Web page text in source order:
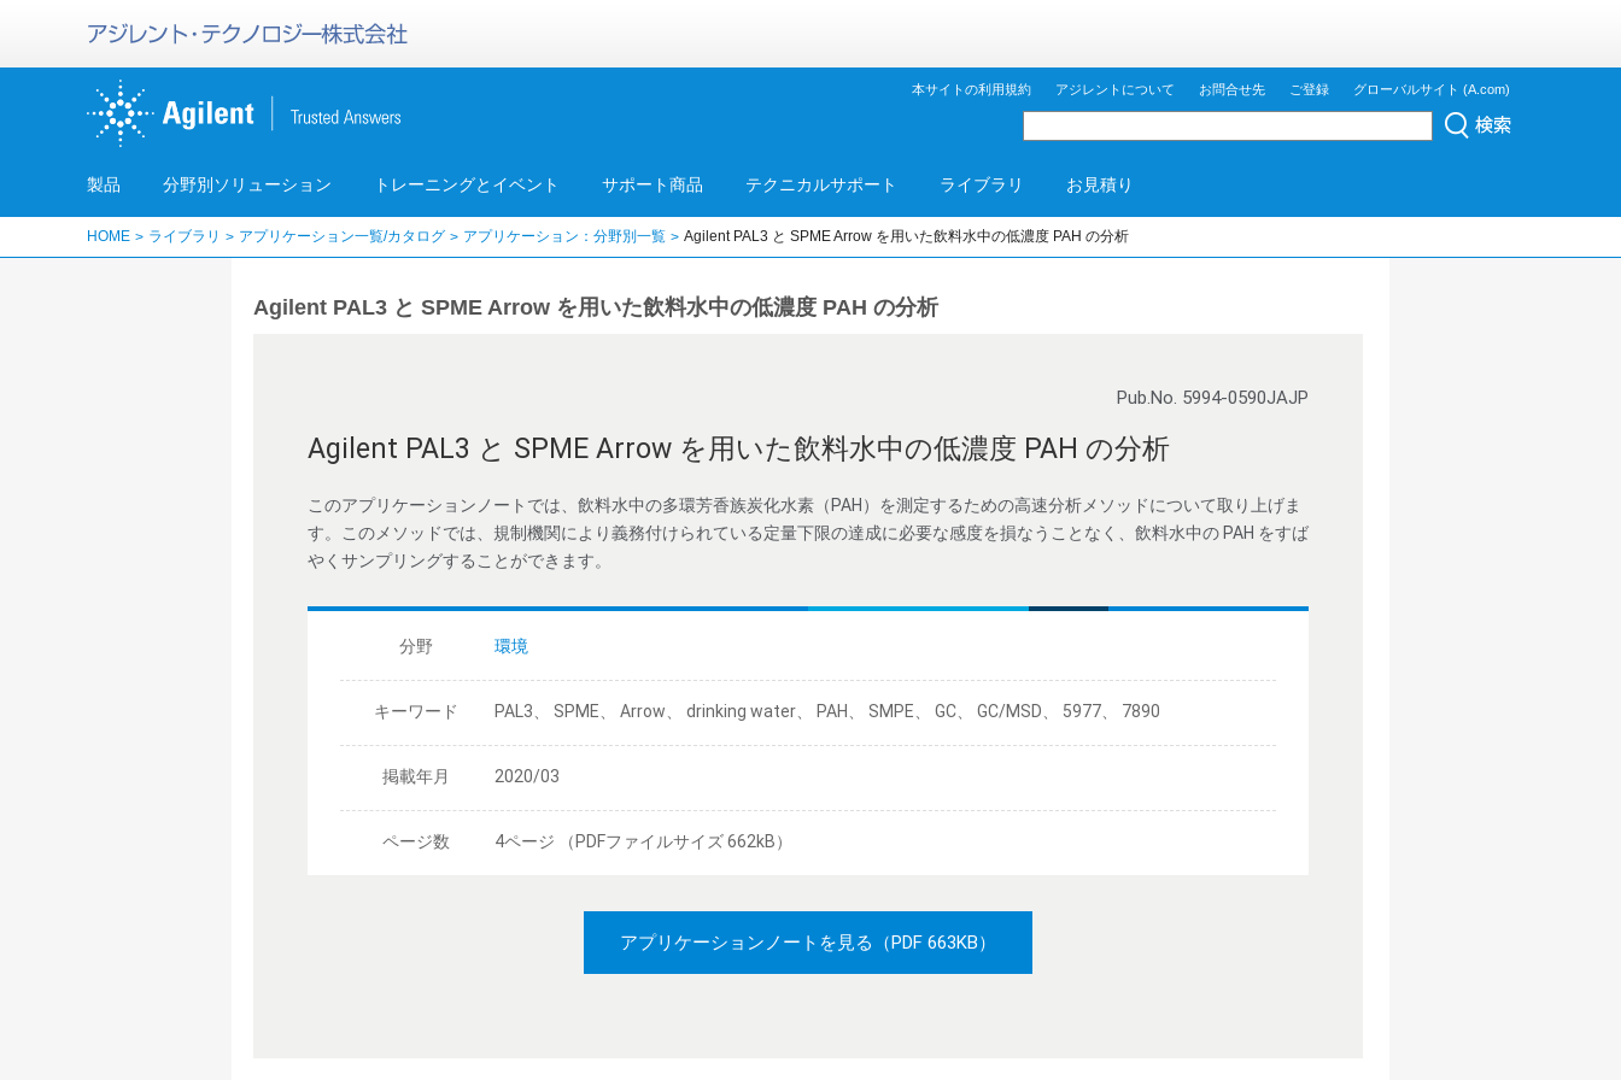
本サイトの利用規約 アジレントについて お問合せ先 ご登録 グローバルサイト (A.com)
製品 分野別ソリューション トレーニングとイベント サポート商品 テクニカルサポート ライブラリ お見積り
HOME ライブラリ アプリケーション一覧/カタログ アプリケーション：分野別一覧 Agilent PAL3 と SPME Arrow を用いた飲料水中の低濃度 PAH の分析
Agilent PAL3 と SPME Arrow を用いた飲料水中の低濃度 PAH の分析
Pub.No. 5994-0590JAJP
Agilent PAL3 と SPME Arrow を用いた飲料水中の低濃度 PAH の分析
このアプリケーションノートでは、飲料水中の多環芳香族炭化水素（PAH）を測定するための高速分析メソッドについて取り上げま
す。このメソッドでは、規制機関により義務付けられている定量下限の達成に必要な感度を損なうことなく、飲料水中の PAH をすば
やくサンプリングすることができます。
分野 環境
キーワード PAL3、 SPME、 Arrow、 drinking water、 PAH、 SMPE、 GC、 GC/MSD、 5977、 7890
掲載年月 2020/03
ページ数 4ページ （PDFファイルサイズ 662kB）
アプリケーションノートを見る （PDF 663KB）